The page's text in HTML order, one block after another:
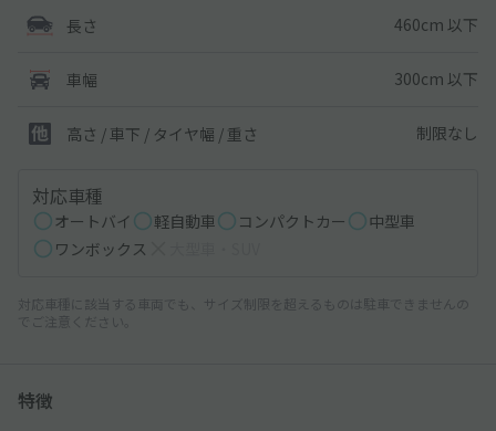
長さ 460cm 以下
車幅 300cm 以下
高さ / 車下 / タイヤ幅 / 重さ 制限なし
対応車種
オートバイ 軽自動車 コンパクトカー
中型車
ワンボックス
対応車種に該当する車両でも、サイズ制限を超えるものは駐車できませんの
でご注意ください。
特徴